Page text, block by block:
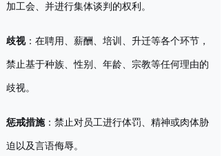
加工会、并进行集体谈判的权利。
歧视：在聘用、薪酬、培训、升迁等各个环节，
禁止基于种族、性别、年龄、宗教等任何理由的
歧视。
惩戒措施：禁止对员工进行体罚、精神或肉体胁
迫以及言语侮辱。